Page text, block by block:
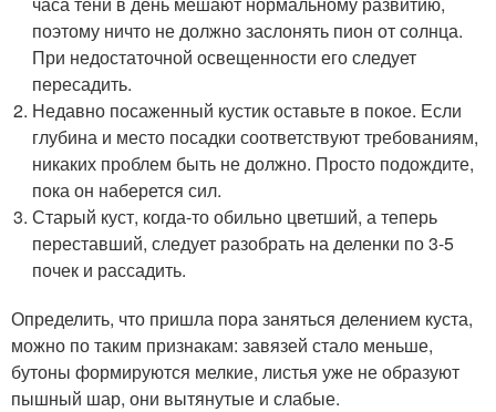
поэтому ничто не должно заслонять пион от солнца.
При недостаточной освещенности его следует
пересадить.
Недавно посаженный кустик оставьте в покое. Если
глубина и место посадки соответствуют требованиям,
никаких проблем быть не должно. Просто подождите,
пока он наберется сил.
Старый куст, когда-то обильно цветший, а теперь
переставший, следует разобрать на деленки по 3-5
почек и рассадить.
Определить, что пришла пора заняться делением куста,
можно по таким признакам: завязей стало меньше,
бутоны формируются мелкие, листья уже не образуют
пышный шар, они вытянутые и слабые.